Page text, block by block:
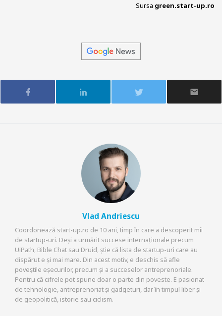
Sursa green.start-up.ro
Vlad Andriescu
Coordonează start-up.ro de 10 ani, timp în care a descoperit mii
de startup-uri. Deși a urmărit succese internaționale precum
UiPath, Bible Chat sau Druid, știe că lista de startup-uri care au
dispărut e și mai mare. Din acest motiv, e deschis să afle
poveștile eșecurilor, precum și a succeselor antreprenoriale.
Pentru că cifrele pot spune doar o parte din poveste. E pasionat
de tehnologie, antreprenoriat și gadgeturi, dar în timpul liber și
de geopolitică, istorie sau ciclism.